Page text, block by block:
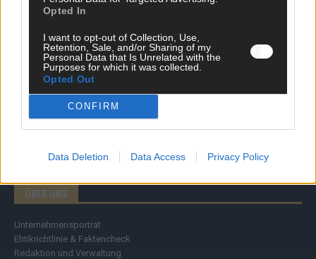
Opted In
I want to opt-out of Collection, Use,
Retention, Sale, and/or Sharing of my
Personal Data that Is Unrelated with the
Purposes for which it was collected.
Opted Out
CONFIRM
Data Deletion Data Access Privacy Policy
Meinung
Eurovision
FLASH – DAS VIDEOPORTAL
ÜBER UNS
Unternehmensporträt
Ehtikrichtlinie & Faktencheck
Redaktion und Verwaltung